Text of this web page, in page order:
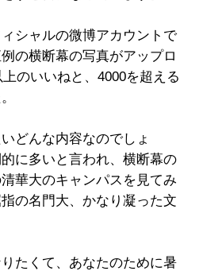
シャルの微博アカウントで
の横断幕の写真がアップロ
のいいねと、4000を超える
どんな内容なのでしょ
に多いと言われ、横断幕の
華大のキャンパスを見てみ
の名門大、かなり凝った文
りたくて、あなたのために暑